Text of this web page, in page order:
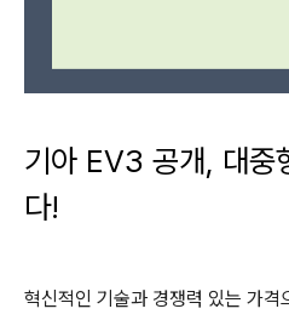
기아 EV3 공개, 대중
다!
혁신적인 기술과 경쟁력 있는 가